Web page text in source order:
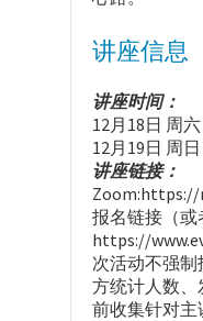
讲座信息
讲座时间：
12月18日 周六
12月19日 周
讲座链接：
Zoom:https://
报名链接（或
https://
次活动不强
方统计人数
前收集针对主